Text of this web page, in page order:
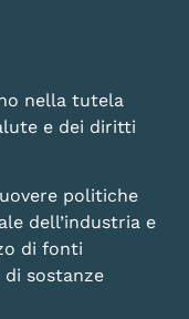
nella tutela
e dei diritti
politiche
dell’industria e
di fonti
di sostanze